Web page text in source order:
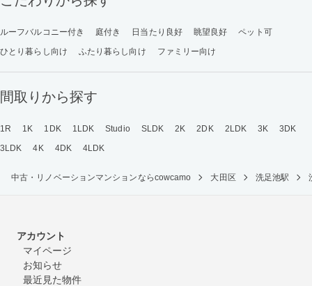
ルーフバルコニー付き 庭付き 日当たり良好 眺望良好
ペット可
ひとり暮らし向け
ふたり暮らし向け ファミリー向け
間取りから探す
1R 1K 1DK 1LDK Studio SLDK 2K 2DK 2LDK 3K
3DK
3LDK
4K 4DK 4LDK
中古・リノベーションマンションならcowcamo 大田区 洗足池駅
アカウント
マイページ
お知らせ
最近見た物件